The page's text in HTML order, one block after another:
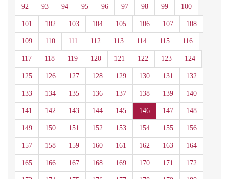
92 93 94 95 96 97 98 99 100
101 102 103 104 105 106 107 108
109 110 111 112 113 114 115 116
117 118 119 120 121 122 123 124
125 126 127 128 129 130 131 132
133 134 135 136 137 138 139 140
141 142 143 144 145 146 147 148
149 150 151 152 153 154 155 156
157 158 159 160 161 162 163 164
165 166 167 168 169 170 171 172